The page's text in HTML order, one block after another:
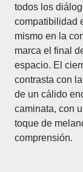
todos los
compatibilidad
mismo en la
marca el final
espacio. El
contrasta con
de un cálido
caminata, con
toque de
comprensión.